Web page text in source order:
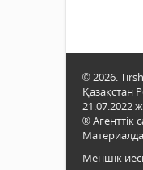
© 2026.
Қазақстан
21.07.2022
® Агенттік
Меншік